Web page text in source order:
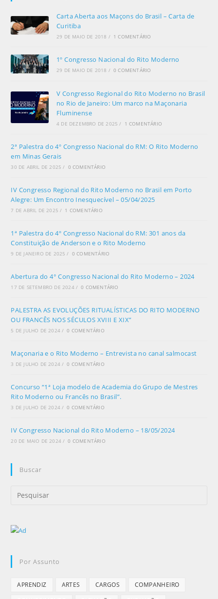
Carta Aberta aos Maçons do Brasil – Carta de
Curitiba
29 DE MAIO DE 2018 / 1 COMENTÁRIO
1º Congresso Nacional do Rito Moderno
29 DE MAIO DE 2018 / 0 COMENTÁRIO
V Congresso Regional do Rito Moderno no Brasil
no Rio de Janeiro: Um marco na Maçonaria
Fluminense
4 DE DEZEMBRO DE 2025 / 1 COMENTÁRIO
2ª Palestra do 4º Congresso Nacional do RM: O Rito Moderno
em Minas Gerais
30 DE ABRIL DE 2025 / 0 COMENTÁRIO
IV Congresso Regional do Rito Moderno no Brasil em Porto
Alegre: Um Encontro Inesquecível – 05/04/2025
7 DE ABRIL DE 2025 / 1 COMENTÁRIO
1ª Palestra do 4º Congresso Nacional do RM: 301 anos da
Constituição de Anderson e o Rito Moderno
9 DE JANEIRO DE 2025 / 0 COMENTÁRIO
Abertura do 4° Congresso Nacional do Rito Moderno – 2024
17 DE SETEMBRO DE 2024 / 0 COMENTÁRIO
PALESTRA AS EVOLUÇÕES RITUALÍSTICAS DO RITO MODERNO
OU FRANCÊS NOS SÉCULOS XVIII E XIX”
5 DE JULHO DE 2024 / 0 COMENTÁRIO
Maçonaria e o Rito Moderno – Entrevista no canal salmocast
3 DE JULHO DE 2024 / 0 COMENTÁRIO
Concurso “1ª Loja modelo de Academia do Grupo de Mestres
Rito Moderno ou Francês no Brasil”.
3 DE JULHO DE 2024 / 0 COMENTÁRIO
IV Congresso Nacional do Rito Moderno – 18/05/2024
20 DE MAIO DE 2024 / 0 COMENTÁRIO
Buscar
Por Assunto
APRENDIZ ARTES CARGOS COMPANHEIRO